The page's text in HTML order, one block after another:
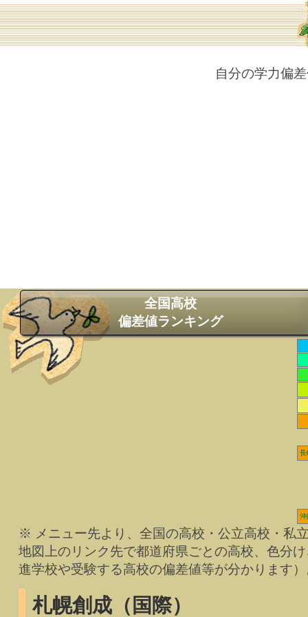
自分の学力偏
全国高校
偏差値ランキング
長
沖
※ メニュー先より、全国の高校・公立高校・私
地図上のリンク先で都道府県ごとの高校、色分
進学校や受験する高校の偏差値等が分かります
札幌創成（国際）